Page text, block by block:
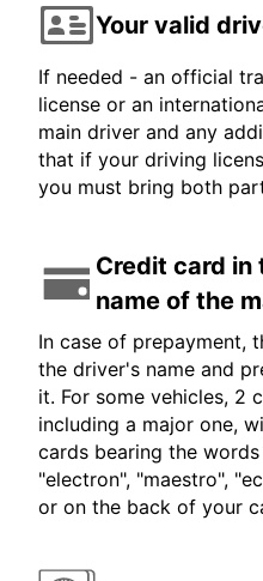
Your valid
If needed - an official
license or an
main driver and any
that if your driving
you must bring both
Credit card in
name of the
In case of prepayment,
the driver's name and
it. For some vehicles, 2
including a major one,
cards bearing the
"electron", "maestro",
or on the back of your